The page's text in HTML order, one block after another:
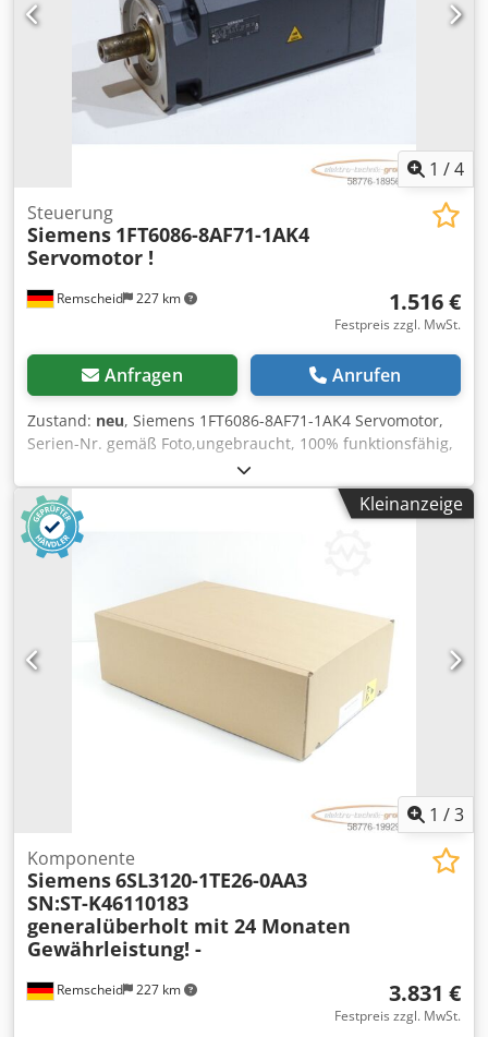
1 /4
Remscheid 227 km
Steuerung
Siemens 1FT6086-8AF71-1AK4
Servomotor !
1.516 €
Festpreis zzgl. MwSt.
Anfragen Anrufen
Zustand: neu, Siemens 1FT6086-8AF71-1AK4 Servomotor,
Serien-Nr. gemäß Foto,ungebraucht, 100% funktionsfähig,
Lieferumfang gem. Fotos Crjdswcuunspfx Ailsf
Kleinanzeige
1 /3
Remscheid 227 km
Komponente
Siemens6SL3120-1TE26-0AA3
SN:ST-K46110183
generalüberholt mit 24 Monaten
Gewährleistung! -
3.831 €
Festpreis zzgl. MwSt.